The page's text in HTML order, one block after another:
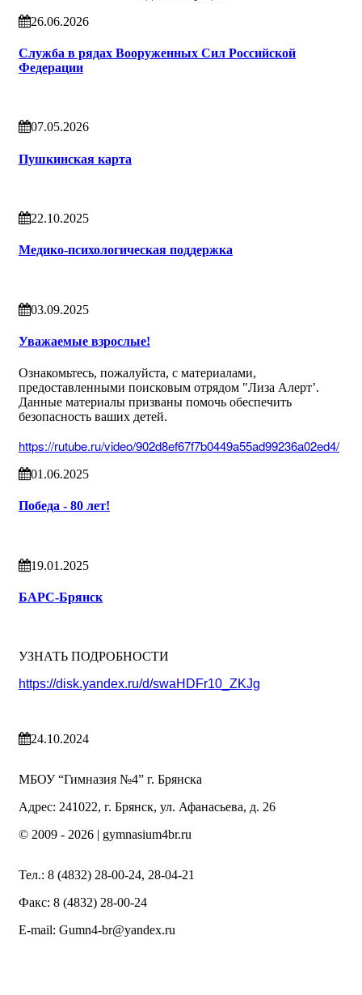
26.06.2026
Служба в рядах Вооруженных Сил Российской
Федерации
07.05.2026
Пушкинская карта
22.10.2025
Медико-психологическая поддержка
03.09.2025
Уважаемые взрослые!
Ознакомьтесь, пожалуйста, с материалами,
предоставленными поисковым отрядом "Лиза Алерт’.
Данные материалы призваны помочь обеспечить
безопасность ваших детей.
https://rutube.ru/video/902d8ef67f7b0449a55ad99236a02ed4/
01.06.2025
Победа - 80 лет!
19.01.2025
БАРС-Брянск
УЗНАТЬ ПОДРОБНОСТИ
https://disk.yandex.ru/d/swaHDFr10_ZKJg
24.10.2024
МБОУ “Гимназия №4” г. Брянска
Адрес: 241022, г. Брянск, ул. Афанасьева, д. 26
© 2009 - 2026 | gymnasium4br.ru
Тел.: 8 (4832) 28-00-24, 28-04-21
Факс: 8 (4832) 28-00-24
E-mail: Gumn4-br@yandex.ru